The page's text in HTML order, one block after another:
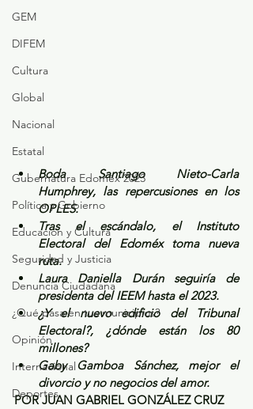
GEM
DIFEM
Cultura
Global
Nacional
Estatal
Gubernatura Edoméx 2023
Política y Gobierno
Educación y Cultura
Seguridad y Justicia
Denuncia Ciudadana
¿Qué pasa en tus municipios?
Opinión
Internacional
Deportes
Boda Santiago Nieto-Carla
Humphrey, las repercusiones en los
OPLES.
Tras el escándalo, el Instituto
Electoral del Edoméx toma nueva
ruta.
Laura Daniella Durán seguiría de
presidenta del IEEM hasta el 2023.
¿Y el nuevo edificio del Tribunal
Electoral?, ¿dónde están los 80
millones?
Gaby Gamboa Sánchez, mejor el
divorcio y no negocios del amor.
POR JUAN GABRIEL GONZÁLEZ CRUZ